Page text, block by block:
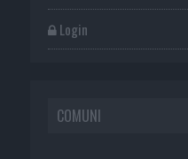
Login
COMUNI